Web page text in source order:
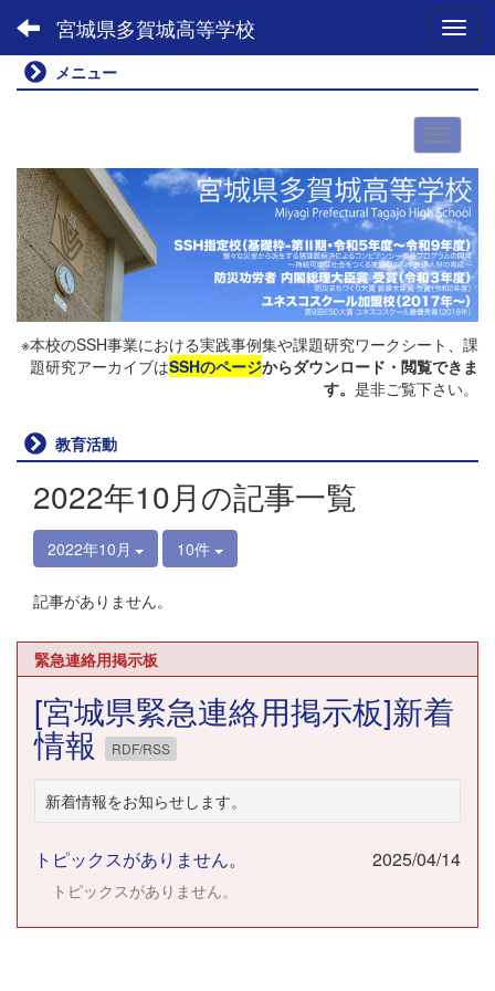
宮城県多賀城高等学校
メニュー
※本校のSSH事業における実践事例集や課題研究ワークシート、課
題研究アーカイブはSSHのページからダウンロード・閲覧できま
す。 是非ご覧下さい。
教育活動
2022年10月の記事一覧
2022年10月 10件
記事がありません。
緊急連絡用掲示板
[宮城県緊急連絡用掲示板]新着
情報 RDF/RSS
新着情報をお知らせします。
トピックスがありません。 2025/04/14
トピックスがありません。